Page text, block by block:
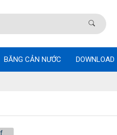
BĂNG CẢN NƯỚC DOWNLOAD